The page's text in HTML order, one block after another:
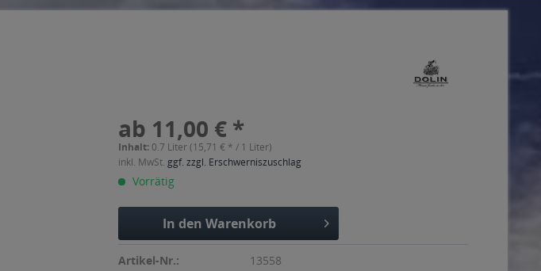
ab 11,00 € *
Inhalt: 0.7 Liter (15,71 € * / 1 Liter)
inkl. MwSt. ggf. zzgl. Erschwerniszuschlag
Vorrätig
In den Warenkorb
Artikel-Nr.:
13558